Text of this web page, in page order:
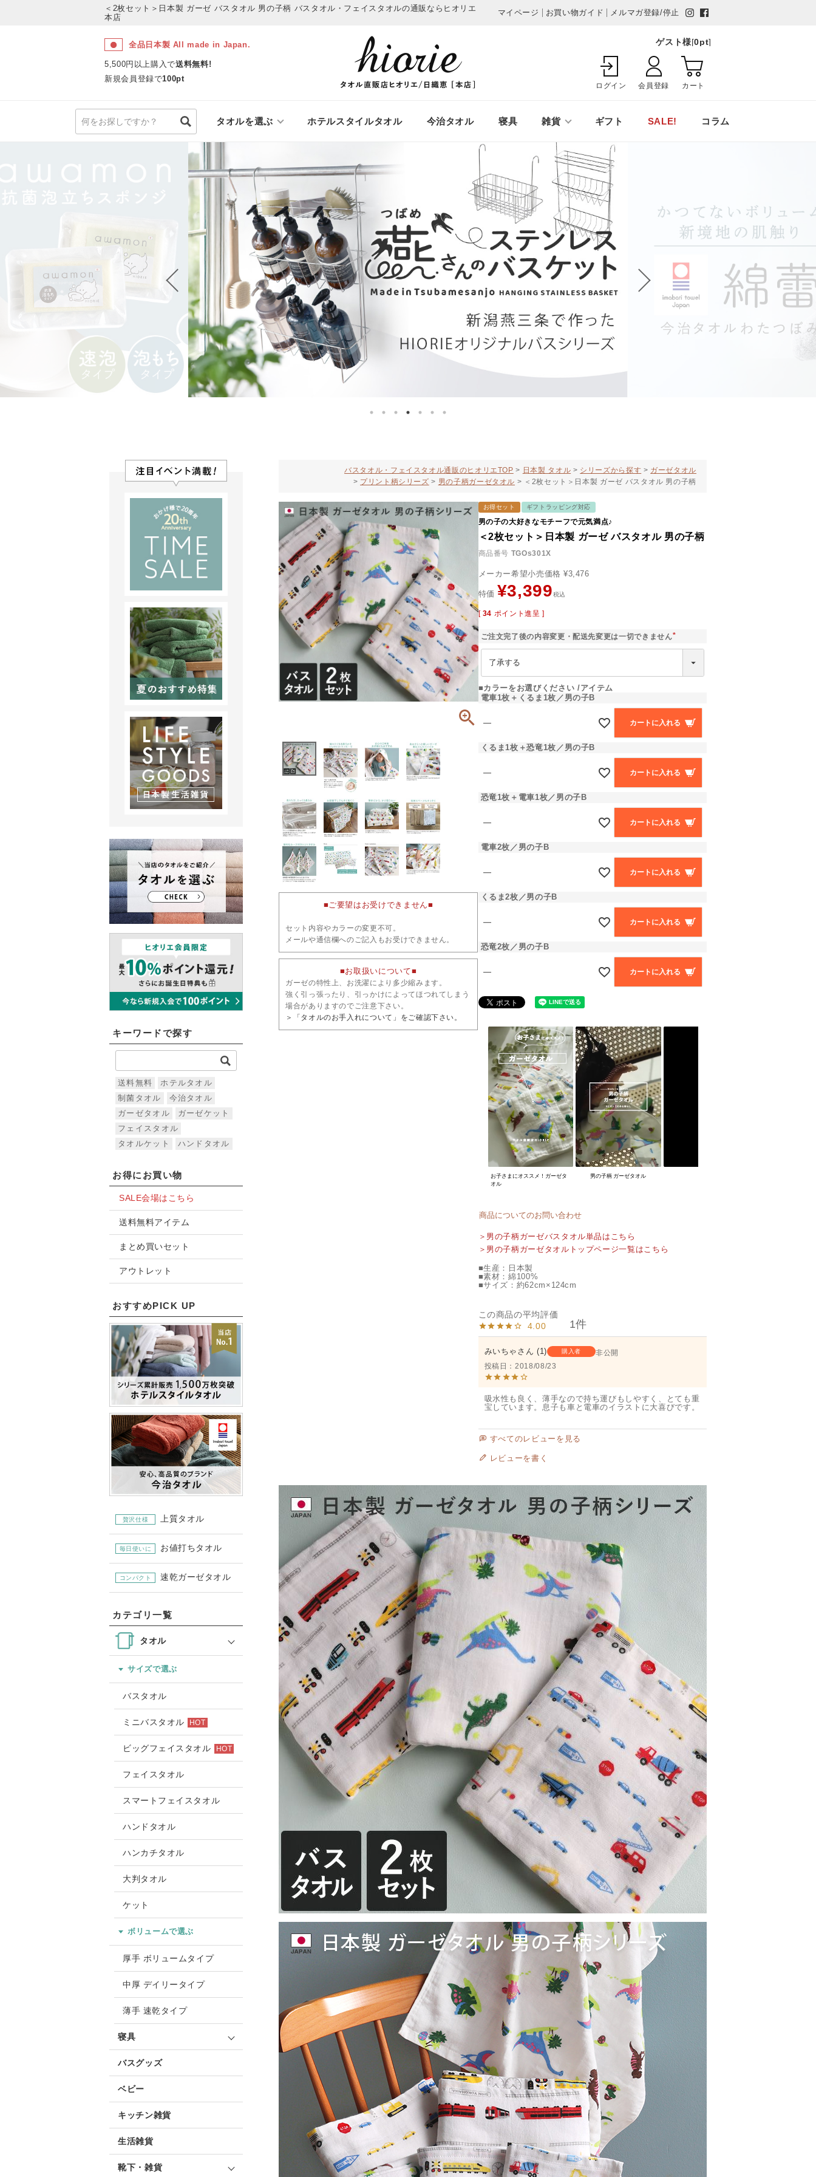
＜2枚セット＞日本製 ガーゼ バスタオル 男の子柄 バスタオル・フェイスタオルの通販ならヒオリエ
本店
マイページ お買い物ガイド メルマガ登録/停止
全品日本製 All made in Japan.
5,500円以上購入で送料無料!
新規会員登録で100pt
ゲスト様[0pt]
ログイン 会員登録 カート
タオルを選ぶ ホテルスタイルタオル 今治タオル 寝具 雑貨 ギフト SALE! コラム
キーワードで探す
送料無料
ホテルタオル
制菌タオル
今治タオル
ガーゼタオル
ガーゼケット
フェイスタオル
タオルケット
ハンドタオル
お得にお買い物
SALE会場はこちら
送料無料アイテム
まとめ買いセット
アウトレット
おすすめPICK UP
贅沢仕様 上質タオル
毎日使いに お値打ちタオル
コンパクト 速乾ガーゼタオル
カテゴリ一覧
タオル
サイズで選ぶ
バスタオル
ミニバスタオル HOT
ビッグフェイスタオル HOT
フェイスタオル
スマートフェイスタオル
ハンドタオル
ハンカチタオル
大判タオル
ケット
ボリュームで選ぶ
厚手 ボリュームタイプ
中厚 デイリータイプ
薄手 速乾タイプ
寝具
バスグッズ
ベビー
キッチン雑貨
生活雑貨
靴下・雑貨
バスタオル・フェイスタオル通販のヒオリエTOP 日本製 タオル シリーズから探す
ガーゼタオル
プリント柄シリーズ
男の子柄ガーゼタオル ＜2枚セット＞日本製 ガーゼ バスタオル 男の子柄
■ご要望はお受けできません■
セット内容やカラーの変更不可。
メールや通信欄へのご記入もお受けできません。
■お取扱いについて■
ガーゼの特性上、お洗濯により多少縮みます。
強く引っ張ったり、引っかけによってほつれてしまう
場合がありますのでご注意下さい。
＞「タオルのお手入れについて」をご確認下さい。
お得セット ギフトラッピング対応
男の子の大好きなモチーフで元気満点♪
＜2枚セット＞日本製 ガーゼ バスタオル 男の子柄
商品番号 TGOs301X
メーカー希望小売価格 ¥3,476
特価 ¥3,399税込
[ 34 ポイント進呈 ]
ご注文完了後の内容変更・配送先変更は一切できません
必
■カラーをお選びください
アイテム
電車1枚＋くるま1枚／男の子B
― カートに入れる
くるま1枚＋恐竜1枚／男の子B
― カートに入れる
恐竜1枚＋電車1枚／男の子B
― カートに入れる
電車2枚／男の子B
― カートに入れる
くるま2枚／男の子B
― カートに入れる
恐竜2枚／男の子B
― カートに入れる
お子さまにオススメ！ガーゼタ
オル
男の子柄 ガーゼタオル
商品についてのお問い合わせ
＞男の子柄ガーゼバスタオル単品はこちら
＞男の子柄ガーゼタオルトップページ一覧はこちら
■生産：日本製
■素材：綿100%
■サイズ：約62cm×124cm
4.00 1
みいちゃ 1 購入者
非公開
投稿日
2018/08/23
吸水性も良く、薄手なので持ち運びもしやすく、とても重
宝しています。息子も車と電車のイラストに大喜びです。
すべてのレビューを見る
レビューを書く